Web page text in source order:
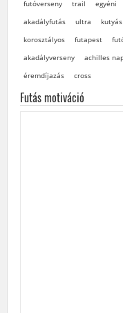
futóverseny
trail egyéni
akadályfutás
ultra kutyás
korosztályos
futapest
akadályverseny
achilles
éremdíjazás
cross
Futás motiváció